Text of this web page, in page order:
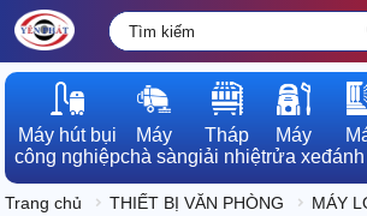
Máy hút bụi
công nghiệp
Máy
chà sàn
Tháp
giải nhiệt
Máy
rửa xe
Trang chủ THIẾT BỊ VĂN PHÒNG MÁY